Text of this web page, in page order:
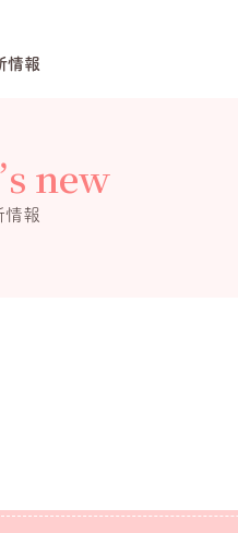
情報
new
情報